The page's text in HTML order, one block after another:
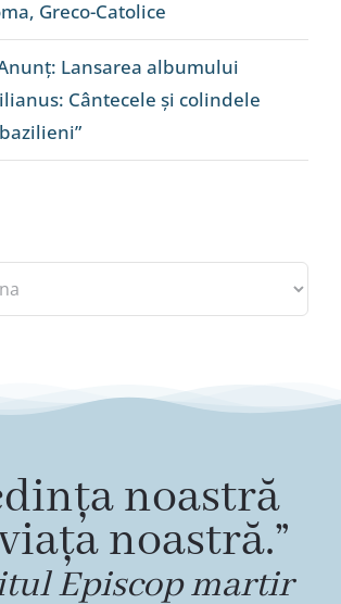
Greco-Catolice
Lansarea albumului
Cântecele și colindele
noastră
noastră.”
Episcop martir